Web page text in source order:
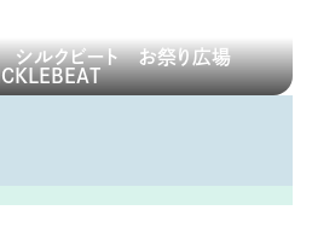
シルクビート お祭り広場